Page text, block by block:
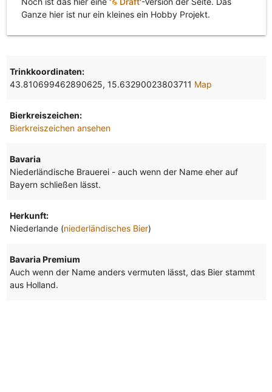
Ganze hier ist nur ein kleines ein Hobby Projekt.
Trinkkoordinaten:
43.810699462890625, 15.63290023803711 Map
Bierkreiszeichen:
Bierkreiszeichen ansehen
Bavaria
Niederländische Brauerei - auch wenn der Name eher auf
Bayern schließen lässt.
Herkunft:
Niederlande (niederländisches Bier)
Bavaria Premium
Auch wenn der Name anders vermuten lässt, das Bier stammt
aus Holland.